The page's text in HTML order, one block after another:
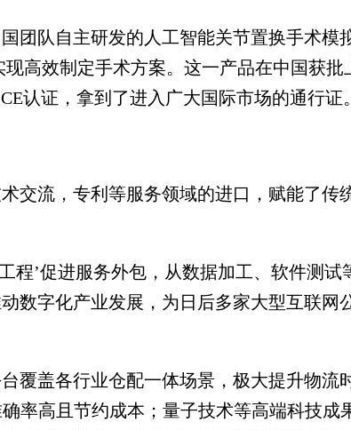
队自主研发的人工智能关节置换手术模
高效制定手术方案。这一产品在中国获批
认证，拿到了进入广大国际市场的通行证。
流，专利等服务领域的进口，赋能了传
’促进服务外包，从数据加工、软件测试
数字化产业发展，为日后多家大型互联网
盖各行业仓配一体场景，极大提升物流
率高且节约成本；量子技术等高端科技成